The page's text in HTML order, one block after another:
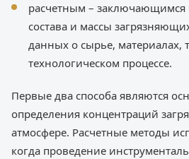
расчетным – заключающимся
состава и массы
данных о сырье, материалах,
технологическом процессе.
Первые два способа являются
определения концентраций
атмосфере. Расчетные методы
когда проведение